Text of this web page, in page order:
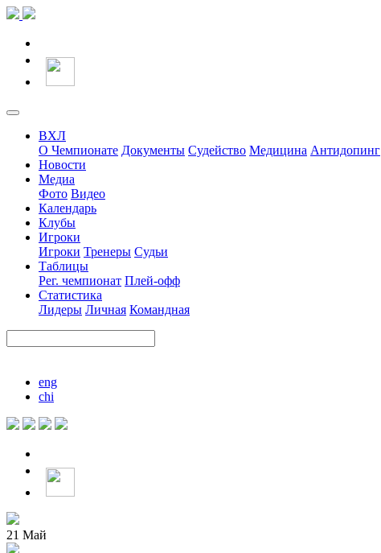
ВХЛ
О Чемпионате Документы Судейство Медицина Антидопинг
Новости
Медиа
Фото Видео
Календарь
Клубы
Игроки
Игроки Тренеры Судьи
Таблицы
Рег. чемпионат Плей-офф
Статистика
Лидеры Личная Командная
eng
chi
21 Май